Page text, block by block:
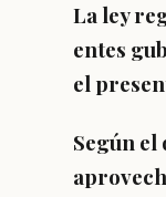
La ley
entes
el
Según